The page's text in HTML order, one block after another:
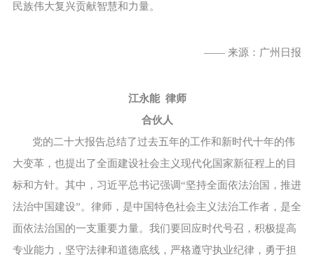
民族伟大复兴贡献智慧和力量。
—— 来源：广州日报
江永能 律师
合伙人
党的二十大报告总结了过去五年的工作和新时代十年的伟
大变革，也提出了全面建设社会主义现代化国家新征程上的目
标和方针。其中，习近平总书记强调“坚持全面依法治国，推进
法治中国建设”。律师，是中国特色社会主义法治工作者，是全
面依法治国的一支重要力量。我们要回应时代号召，积极提高
专业能力，坚守法律和道德底线，严格遵守执业纪律，勇于担